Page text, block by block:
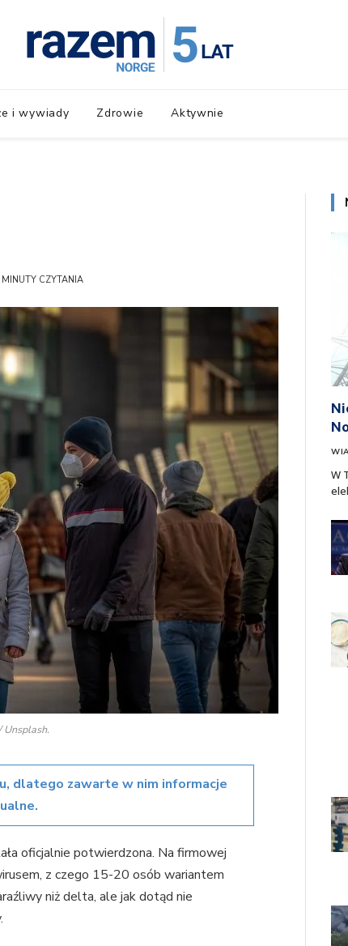
i wywiady Zdrowie Aktywnie
MINUTY CZYTANIA
Unsplash.
dlatego zawarte w nim informacje
oficjalnie potwierdzona. Na firmowej
z czego 15-20 osób wariantem
niż delta, ale jak dotąd nie
W